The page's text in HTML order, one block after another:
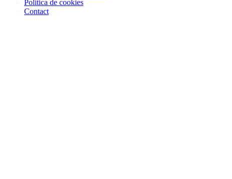
Politica de cookies
Contact